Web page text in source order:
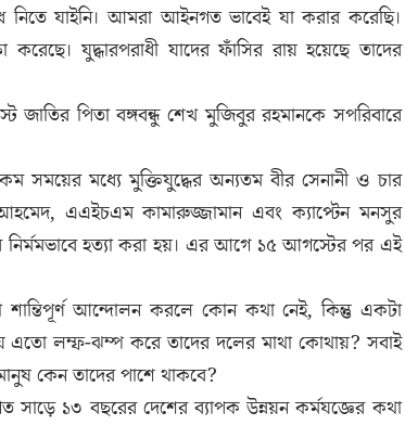
যাইনি। আমরা আইনগত ভাবেই যা করার করেছি।
যুদ্ধারপরাধী যাদের ফাঁসির রায় হয়েছে তাদের
পিতা বঙ্গবন্ধু শেখ মুজিবুর রহমানকে সপরিবারে
সময়ের মধ্যে মুক্তিযুদ্ধের অন্যতম বীর সেনানী ও চার
এএইচএম কামারুজ্জামান এবং ক্যাপ্টেন মনসুর
নির্মমভাবে হত্যা করা হয়। এর আগে ১৫ আগস্টের পর এই
শান্তিপূর্ণ আন্দোলন করলে কোন কথা নেই, কিন্তু একটা
এতো লম্ফ-ঝম্প করে তাদের দলের মাথা কোথায়? সবাই
কেন তাদের পাশে থাকবে?
সাড়ে ১৩ বছরের দেশের ব্যাপক উন্নয়ন কর্মযজ্ঞের কথা